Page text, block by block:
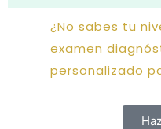
¿No sabes tu
examen
personalizado